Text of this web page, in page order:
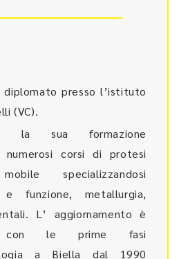
presso l’istituto
(VC).
la sua formazione
numerosi corsi di protesi
specializzandosi
e funzione, metallurgia,
L’ aggiornamento è
con le prime fasi
a Biella dal 1990